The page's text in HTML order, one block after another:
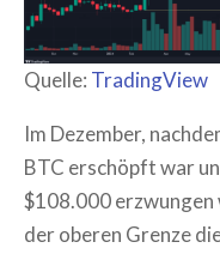
Quelle: TradingView
Im Dezember,
BTC erschöpft war
$108.000
der oberen Grenze